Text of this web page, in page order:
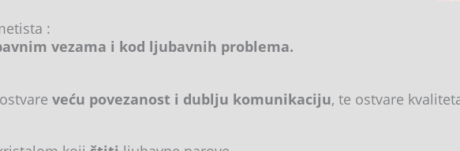
:
vezama i kod ljubavnih problema.
veću povezanost i dublju komunikaciju, te ostvare